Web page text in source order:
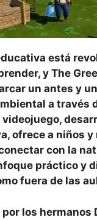
está
y The
un antes y
a través
ofrece a niños y
con la
práctico y
fuera de las
por los hermanos